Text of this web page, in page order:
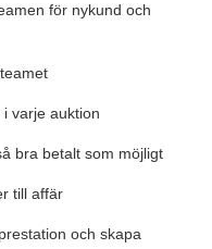
för nykund och
varje auktion
bra betalt som möjligt
till affär
och skapa